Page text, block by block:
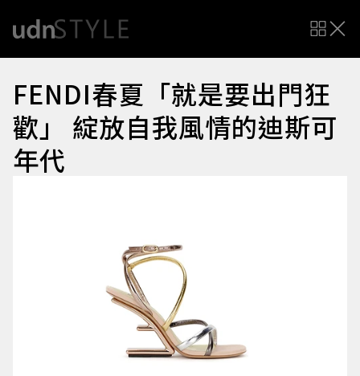
FENDI春夏「就是要出門狂
歡」 綻放自我風情的迪斯可
年代